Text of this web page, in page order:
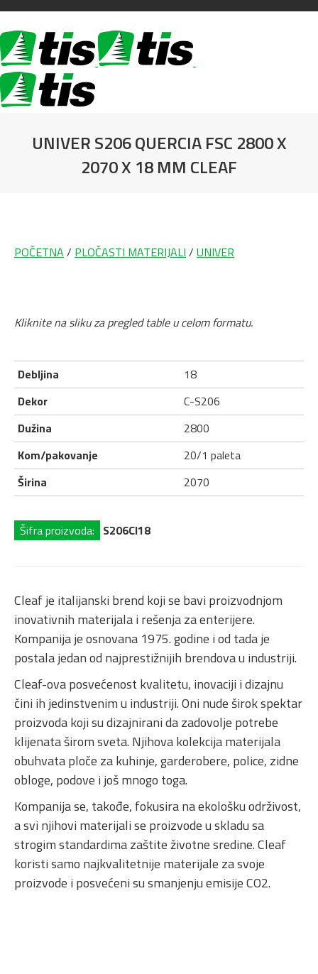
UNIVER S206 QUERCIA FSC 2800 X
2070 X 18 MM CLEAF
POČETNA / PLOČASTI MATERIJALI / UNIVER
Kliknite na sliku za pregled table u celom formatu.
Debljina
18
Dekor
C-S206
Dužina
2800
Kom/pakovanje
20/1 paleta
Širina
2070
Šifra proizvoda: S206CI18
Cleaf je italijanski brend koji se bavi proizvodnjom
inovativnih materijala i rešenja za enterijere.
Kompanija je osnovana 1975. godine i od tada je
postala jedan od najprestižnijih brendova u industriji.
Cleaf-ova posvećenost kvalitetu, inovaciji i dizajnu
čini ih jedinstvenim u industriji. Oni nude širok spektar
proizvoda koji su dizajnirani da zadovolje potrebe
klijenata širom sveta. Njihova kolekcija materijala
obuhvata ploče za kuhinje, garderobere, police, zidne
obloge, podove i još mnogo toga.
Kompanija se, takođe, fokusira na ekološku održivost,
a svi njihovi materijali se proizvode u skladu sa
strogim standardima zaštite životne sredine. Cleaf
koristi samo najkvalitetnije materijale za svoje
proizvode i posvećeni su smanjenju emisije CO2.